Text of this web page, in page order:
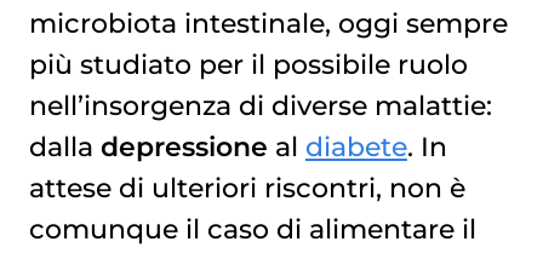
microbiota intestinale, oggi sempre
più studiato per il possibile ruolo
nell’insorgenza di diverse malattie:
dalla depressione al diabete. In
attese di ulteriori riscontri, non è
comunque il caso di alimentare il